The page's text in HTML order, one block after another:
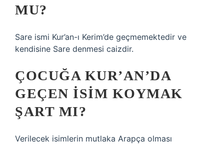
MU?
Sare ismi Kur’an-ı Kerim’de geçmemektedir ve
kendisine Sare denmesi caizdir.
ÇOCUĞA KUR’AN’DA
GEÇEN ISIM KOYMAK
ŞART MI?
Verilecek isimlerin mutlaka Arapça olması